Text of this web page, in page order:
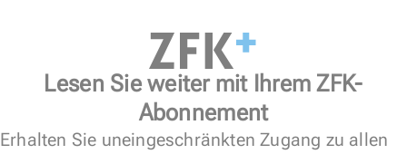
Lesen Sie weiter mit Ihrem ZFK-
Abonnement
Erhalten Sie uneingeschränkten Zugang zu allen